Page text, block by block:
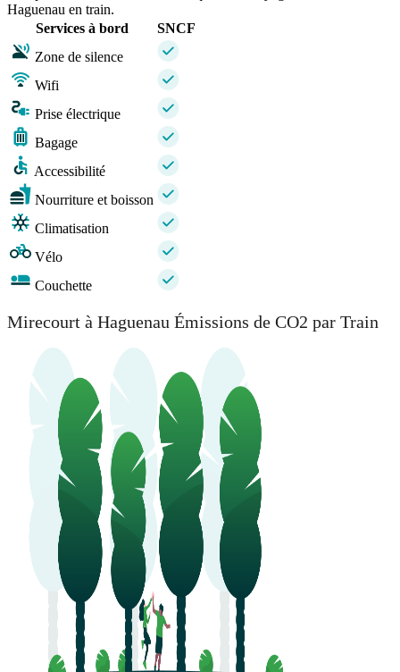
Haguenau en train.
Services à bord
SNCF
Zone de silence
Wifi
Prise électrique
Bagage
Accessibilité
Nourriture et boisson
Climatisation
Vélo
Couchette
Mirecourt à Haguenau Émissions de CO2 par Train